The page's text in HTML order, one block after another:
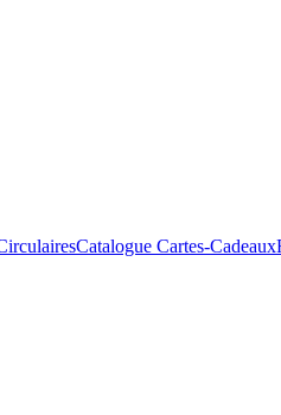
Catalogue Cartes-Cadeaux